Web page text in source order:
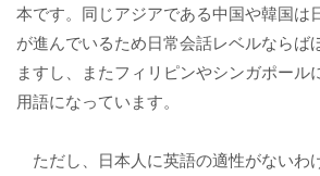
本です。同じアジアである中国や韓国は
が進んでいるため日常会話レベルならば
ますし、またフィリピンやシンガポール
用語になっています。
ただし、日本人に英語の適性がないわ